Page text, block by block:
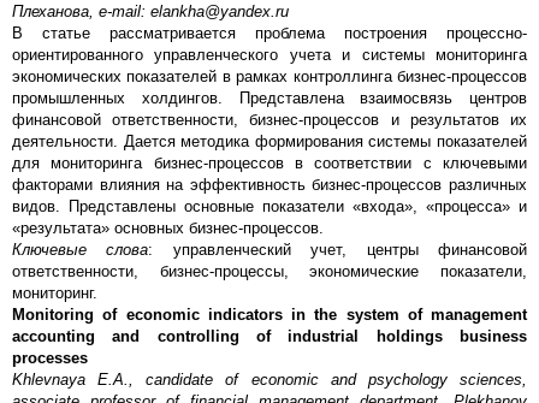
Плеханова, e-mail: elankha@yandex ru
В статье рассматривается проблема построения процессно-
ориентированного управленческого учета и системы мониторинга
экономических показателей в рамках контроллинга бизнес-процессов
промышленных холдингов. Представлена взаимосвязь центров
финансовой ответственности, бизнес-процессов и результатов их
деятельности. Дается методика формирования системы показателей
для мониторинга бизнес-процессов в соответствии с ключевыми
факторами влияния на эффективность бизнес-процессов различных
видов. Представлены основные показатели «входа», «процесса» и
«результата» основных бизнес-процессов.
Ключевые слова: управленческий учет, центры финансовой
ответственности, бизнес-процессы, экономические показатели,
мониторинг.
Monitoring of economic indicators in the system of management
accounting and controlling of industrial holdings business
processes
Khlevnaya Е.А., candidate of economic and psychology sciences,